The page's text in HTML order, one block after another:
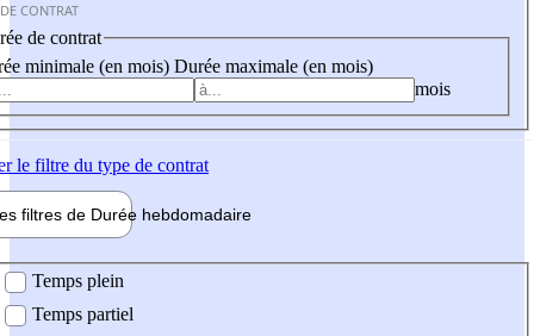
CONTRAT
de contrat
minimale (en mois) Durée maximale (en mois)
mois
le filtre du type de contrat
filtres de Durée hebdomadaire
Temps plein
Temps partiel